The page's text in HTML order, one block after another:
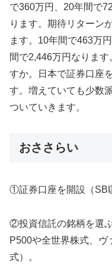
で360万円、20年間で
ります。期待リターン
ます。10年間で463万
間で2,446万円なりま
すか。日本で証券口座
す。増えていても少数
ついていきます。
おささらい
①証券口座を開設（SBI
②投資信託の銘柄を選
P500や全世界株式、
式）。